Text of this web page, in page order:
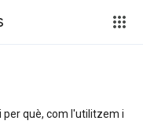
què, com l'utilitzem i